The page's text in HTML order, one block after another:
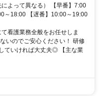
よって異なる） 【早番】7:00
～18:00 【遅番】10:00～19:00
看護業務全般をお任せしま
いのでご安心ください！ 研修
ていければ大丈夫◎ 【主な業